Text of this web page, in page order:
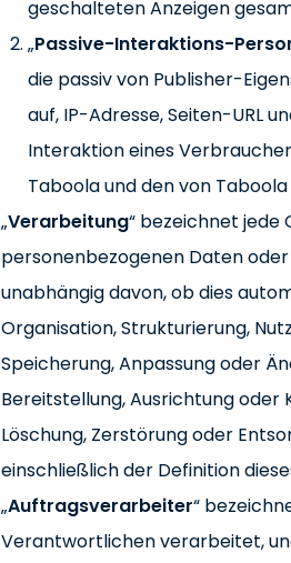
geschalteten Anzeigen
„Passive-Interaktions-
die passiv von Publisher-
auf, IP-Adresse, Seiten-URL
Interaktion eines
Taboola und den von
„Verarbeitung“ bezeichnet jede
personenbezogenen Daten
unabhängig davon, ob dies
Organisation, Strukturierung,
Speicherung, Anpassung oder
Bereitstellung, Ausrichtung oder
Löschung, Zerstörung oder
einschließlich der Definition
„Auftragsverarbeiter“
Verantwortlichen verarbeitet,